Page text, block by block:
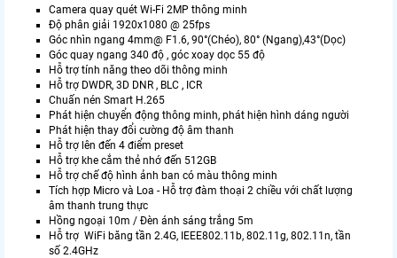
Camera quay quét Wi-Fi 2MP thông minh
Độ phân giải 1920x1080 @ 25fps
Góc nhìn ngang 4mm@ F1.6, 90°(Chéo), 80° (Ngang),43°(Dọc)
Góc quay ngang 340 độ , góc xoay dọc 55 độ
Hỗ trợ tính năng theo dõi thông minh
Hỗ trợ DWDR, 3D DNR , BLC , ICR
Chuấn nén Smart H.265
Phát hiện chuyển động thông minh, phát hiện hình dáng người
Phát hiện thay đổi cường độ âm thanh
Hỗ trợ lên đến 4 điểm preset
Hỗ trợ khe cắm thẻ nhớ đến 512GB
Hỗ trợ chế độ hình ảnh ban có màu thông minh
Tích hợp Micro và Loa - Hỗ trợ đàm thoại 2 chiều với chất lượng
âm thanh trung thực
Hồng ngoại 10m / Đèn ánh sáng trắng 5m
Hỗ trợ WiFi băng tần 2.4G, IEEE802.11b, 802.11g, 802.11n, tần
số 2.4GHz